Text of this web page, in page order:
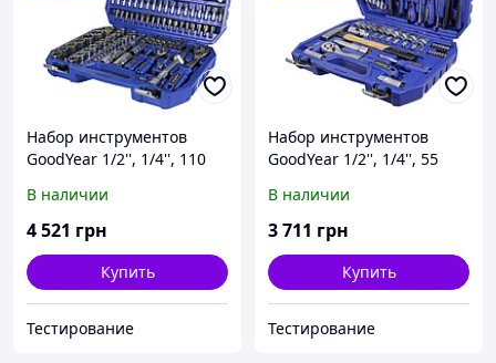
Набор инструментов
GoodYear 1/2'', 1/4'', 110
В наличии
4 521 грн
Купить
Тестирование
Набор инструментов
GoodYear 1/2'', 1/4'', 55
В наличии
3 711 грн
Купить
Тестирование